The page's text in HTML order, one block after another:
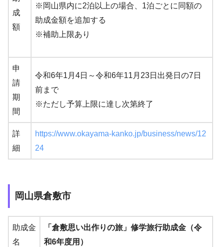
成
額
※岡山県内に2泊以上の場合、1泊ごとに同額の
助成金額を追加する
※補助上限あり
申
請
期
間
令和6年1月4日～令和6年11月23日出発日の7日
前まで
※ただし予算上限に達し次第終了
詳
細
https://www.okayama-kanko.jp/business/news/12
24
岡山県倉敷市
助成金
名
「倉敷思い出作りの旅」修学旅行助成金（令
和6年度用）